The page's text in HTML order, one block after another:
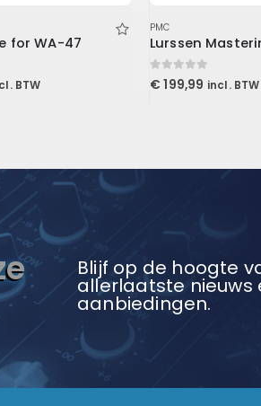
for WA-47
BTW
PMC
0out of 5
€ 199,99 incl. BTW
Blijf op de hoogte
allerlaatste nieuws
aanbiedingen.